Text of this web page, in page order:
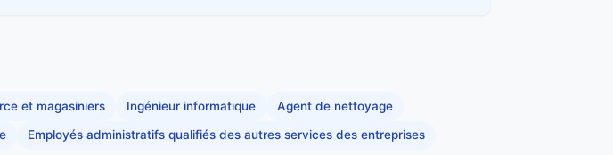
et magasiniers Ingénieur informatique Agent de nettoyage
Employés administratifs qualifiés des autres services des entreprises